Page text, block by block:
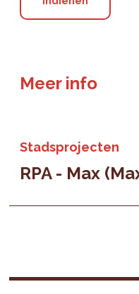
Meer info
Stadsprojecten
RPA - Max